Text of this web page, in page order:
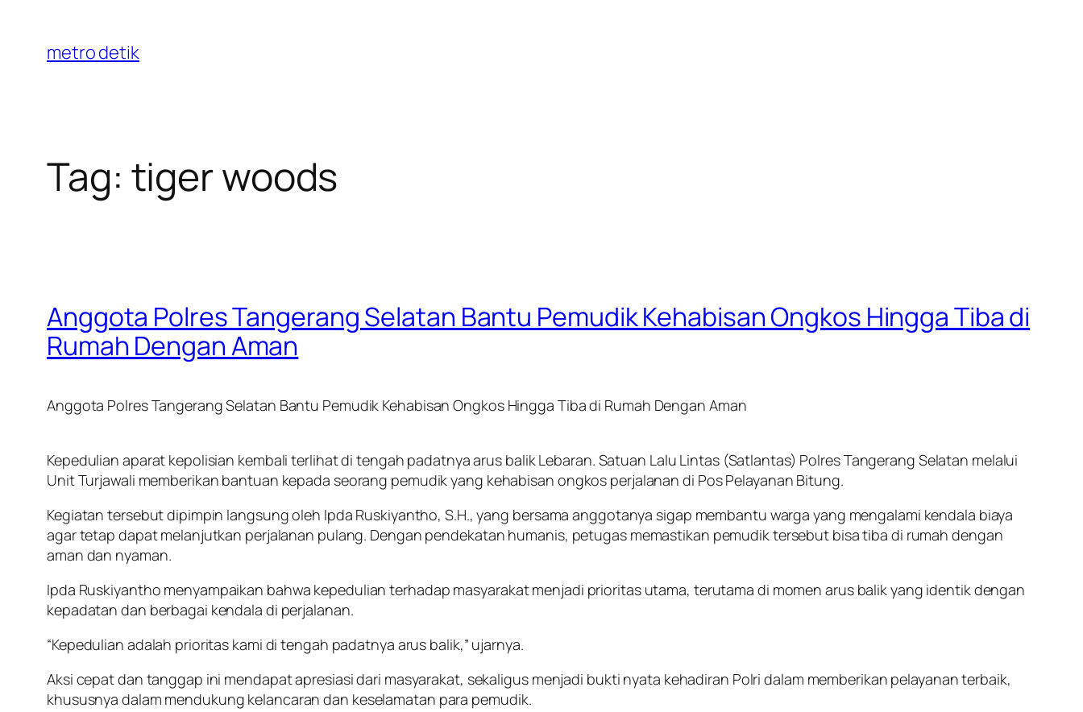
content
metro detik
Tag: tiger woods
Anggota Polres Tangerang Selatan Bantu Pemudik Kehabisan Ongkos Hingga Tiba di
Rumah Dengan Aman
Anggota Polres Tangerang Selatan Bantu Pemudik Kehabisan Ongkos Hingga Tiba di Rumah Dengan Aman
Kepedulian aparat kepolisian kembali terlihat di tengah padatnya arus balik Lebaran. Satuan Lalu Lintas (Satlantas) Polres Tangerang Selatan melalui
Unit Turjawali memberikan bantuan kepada seorang pemudik yang kehabisan ongkos perjalanan di Pos Pelayanan Bitung.
Kegiatan tersebut dipimpin langsung oleh Ipda Ruskiyantho, S.H., yang bersama anggotanya sigap membantu warga yang mengalami kendala biaya
agar tetap dapat melanjutkan perjalanan pulang. Dengan pendekatan humanis, petugas memastikan pemudik tersebut bisa tiba di rumah dengan
aman dan nyaman.
Ipda Ruskiyantho menyampaikan bahwa kepedulian terhadap masyarakat menjadi prioritas utama, terutama di momen arus balik yang identik dengan
kepadatan dan berbagai kendala di perjalanan.
“Kepedulian adalah prioritas kami di tengah padatnya arus balik,” ujarnya.
Aksi cepat dan tanggap ini mendapat apresiasi dari masyarakat, sekaligus menjadi bukti nyata kehadiran Polri dalam memberikan pelayanan terbaik,
khususnya dalam mendukung kelancaran dan keselamatan para pemudik.